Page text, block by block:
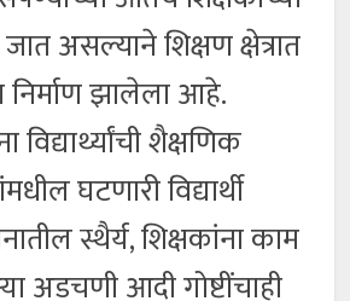
असल्याने शिक्षण क्षेत्रात
झालेला आहे.
शैक्षणिक
घटणारी विद्यार्थी
स्थैर्य, शिक्षकांना काम
अडचणी आदी गोष्टींचाही